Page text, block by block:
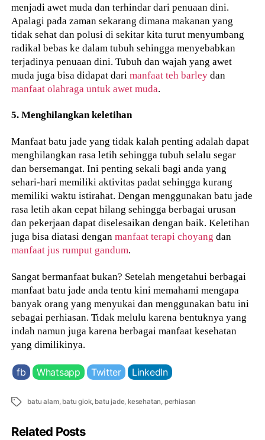
menjadi awet muda dan terhindar dari penuaan dini.
Apalagi pada zaman sekarang dimana makanan yang
tidak sehat dan polusi di sekitar kita turut menyumbang
radikal bebas ke dalam tubuh sehingga menyebabkan
terjadinya penuaan dini. Tubuh dan wajah yang awet
muda juga bisa didapat darimanfaat teh barley dan
manfaat olahraga untuk awet muda.
5. Menghilangkan keletihan
Manfaat batu jade yang tidak kalah penting adalah dapat
menghilangkan rasa letih sehingga tubuh selalu segar
dan bersemangat. Ini penting sekali bagi anda yang
sehari-hari memiliki aktivitas padat sehingga kurang
memiliki waktu istirahat. Dengan menggunakan batu jade
rasa letih akan cepat hilang sehingga berbagai urusan
dan pekerjaan dapat diselesaikan dengan baik. Keletihan
juga bisa diatasi denganmanfaat terapi choyang dan
manfaat jus rumput gandum.
Sangat bermanfaat bukan? Setelah mengetahui berbagai
manfaat batu jade anda tentu kini memahami mengapa
banyak orang yang menyukai dan menggunakan batu ini
sebagai perhiasan. Tidak melulu karena bentuknya yang
indah namun juga karena berbagai manfaat kesehatan
yang dimilikinya.
fb Whatsapp Twitter LinkedIn
Tags batu alam, batu giok, batu jade,kesehatan perhiasan
Related Posts